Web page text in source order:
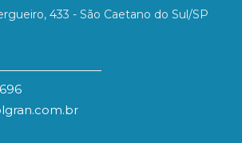
433 - São Caetano do Sul/SP